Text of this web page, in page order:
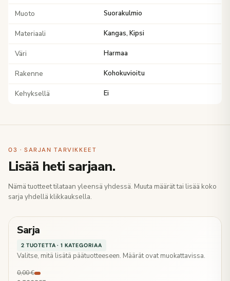
Muoto Suorakulmio
Materiaali Kangas, Kipsi
Väri Harmaa
Rakenne Kohokuvioitu
Kehyksellä Ei
03 · SARJAN TARVIKKEET
Lisää heti sarjaan.
Nämä tuotteet tilataan yleensä yhdessä. Muuta määrät tai lisää koko
sarja yhdellä klikkauksella.
Sarja
2 TUOTETTA · 1 KATEGORIAA
Valitse, mitä lisätä päätuotteeseen. Määrät ovat muokattavissa.
0,00 €